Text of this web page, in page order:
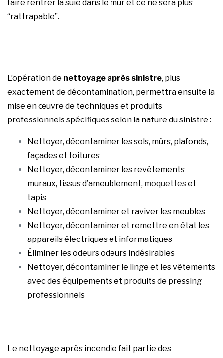
faire rentrer la suie dans le mur et ce ne sera plus
“rattrapable”.
L’opération de nettoyage après sinistre, plus
exactement de décontamination, permettra ensuite la
mise en œuvre de techniques et produits
professionnels spécifiques selon la nature du sinistre :
Nettoyer, décontaminer les sols, mûrs, plafonds,
façades et toitures
Nettoyer, décontaminer les revêtements
muraux, tissus d’ameublement, moquetteset
tapis
Nettoyer, décontaminer et raviver les meubles
Nettoyer, décontaminer et remettre en état les
appareils électriques et informatiques
Éliminer les odeurs odeurs indésirables
Nettoyer, décontaminer le linge et les vêtements
avec des équipements et produits de pressing
professionnels
Le nettoyage après incendie fait partie des